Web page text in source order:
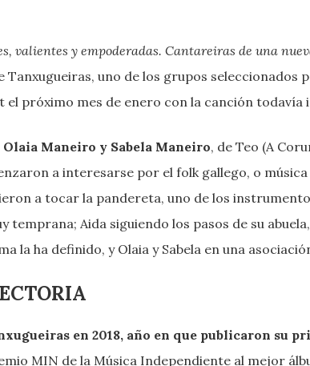
valientes y empoderadas. Cantareiras de una
Tanxugueiras, uno de los grupos seleccionados
el próximo mes de enero con la canción todavía
Olaia Maneiro y Sabela Maneiro, de Teo (A
a interesarse por el folk gallego, o
a tocar la pandereta, uno de los
temprana; Aida siguiendo los pasos de su
la ha definido, y Olaia y Sabela en una
en 2018, año en que publicaron su
MIN de la Música Independiente al mejor